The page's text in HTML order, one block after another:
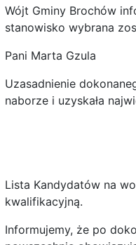
Wójt Gminy Brochów
stanowisko wybrana
Pani Marta Gzula
Uzasadnienie
naborze i uzyskała
Lista Kandydatów na
kwalifikacyjną.
Informujemy, że po